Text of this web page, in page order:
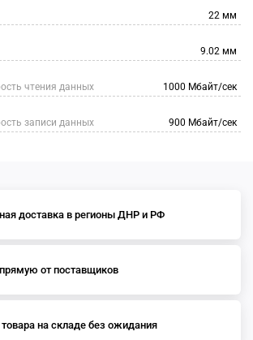
22 мм
9.02 мм
чтения данных 1000 Мбайт/сек
записи данных 900 Мбайт/сек
доставка в регионы ДНР и РФ
от поставщиков
на складе без ожидания